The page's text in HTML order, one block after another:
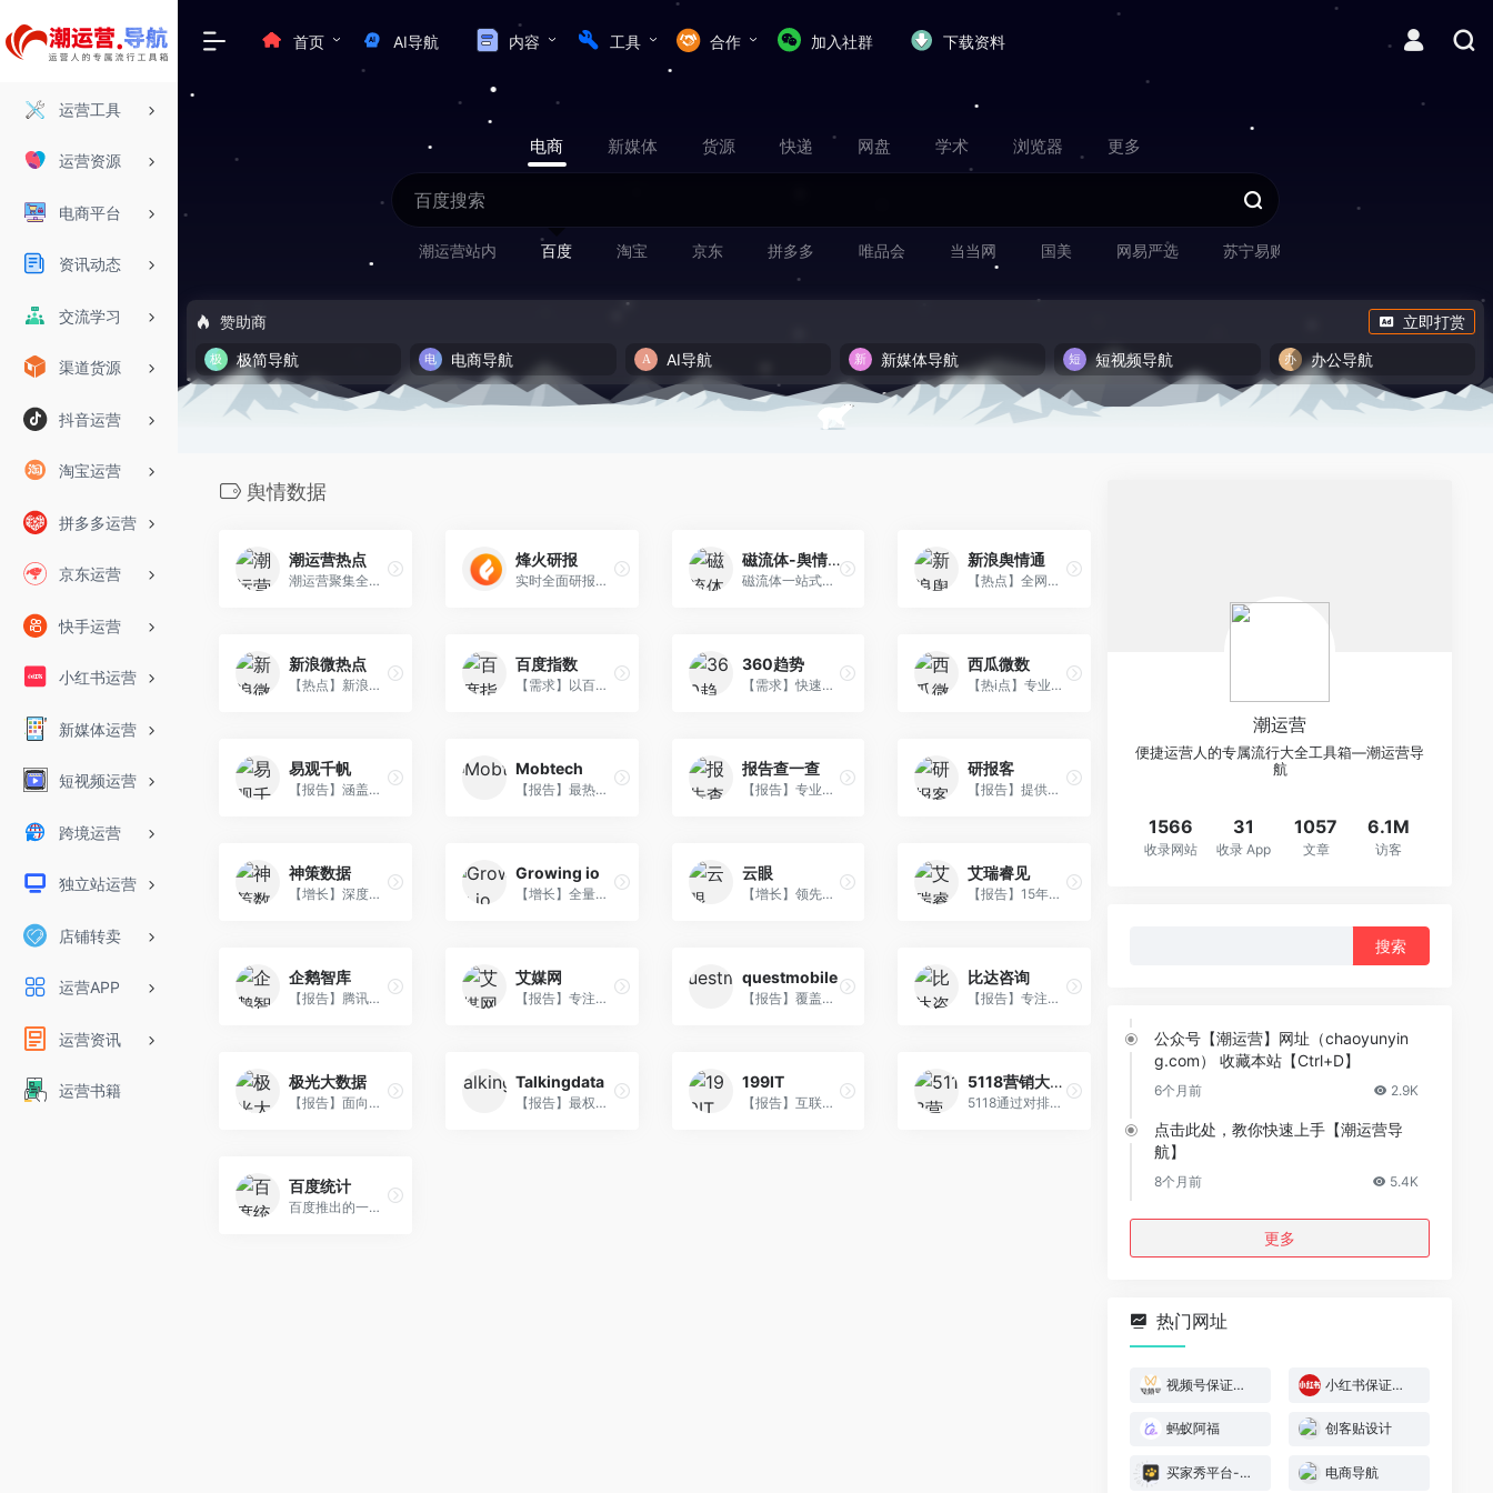
运营工具
运营资源
电商平台
资讯动态
交流学习
渠道货源
抖音运营
淘宝运营
拼多多运营
京东运营
快手运营
小红书运营
新媒体运营
短视频运营
跨境运营
独立站运营
店铺转卖
运营APP
运营资讯
运营书籍
首页 AI导航 内容 工具 合作 加入社群 下载资料
电商 新媒体 货源 快递 网盘 学术 浏览器 更多
潮运营站内 百度 淘宝 京东 拼多多 唯品会 当当网 国美 网易严选 苏宁易购
赞助商
立即打赏
极简导航
电商导航 AI导航 新媒体导航 短视频导航 办公导航
舆情数据
潮运营热点
潮运营聚集全网热点
烽火研报
实时全面研报检索平台
磁流体-舆情监控
磁流体一站式智能舆情监测与分析平台，全网舆情监控、帮你监控指定关键词的全网信息，免费使用。
新浪舆情通
【热点】全网信息监测，独家拥有新浪微博全量政务舆情数据。
新浪微热点
【热点】新浪微博旗下的大数据分析平台，新浪唯一全数据授权的全网分析工具。
百度指数
【需求】以百度海量网民行为数据为基础的数据分享平台。
360趋势
【需求】快速获取热度趋势、理解用户真实需求、了解关键字搜索的人群属性。
西瓜微数
【热i点】专业的微博数据分析平台。.
易观千帆
【报告】涵盖数十个领域、三百余个行业、超过5万款APP。
Mobtech
【报告】最热门全行业报告，移动数据分析。
报告查一查
【报告】专业、全面、简约的报告获取工具。
研报客
【报告】提供全球各行业的深度行业研究报告。
神策数据
【增长】深度洞察用户数据，帮企业用数据驱动产品改进及运营监控。
Growing io
【增长】全量用户行为数据，多维分析，帮助企业提升转化率，实现快速增长。
云眼
【增长】领先的A/B测试工具。
艾瑞睿见
【报告】15年互联网用户行为研究；市场信息整理，上百家大型互联网企业数据。
企鹅智库
【报告】腾讯科技旗下互联网产业趋势研究、案例与数据分析专业机构。
艾媒网
【报告】专注新经济领域的数据挖掘和数据报告分析机构。
questmobile
【报告】覆盖数据统计、分析、挖掘，为企业提供完整的移动大数据解决方案。
比达咨询
【报告】专注移动互联网行业的市场研究和数据交流平台。
极光大数据
【报告】面向移动互联网及新经济生态，反映行业现状与变化趋势，洞悉先机。
Talkingdata
【报告】最权威的互联网行业报告,针对热门行业、热门事件进行重点实时分析。
199IT
【报告】互联网研究和咨询及IT行业数据人员和决策者提供一个数据共享平台。
5118营销大数据
5118通过对排名各类大数据挖掘,提供关键词挖掘,行业词库,站群权重监控,关键词排名监控,指数词,流量词挖掘工具等排名工作人员必备百度站长工具平台
百度统计
百度推出的一款免费的专业网站流量分析工具
潮运营
便捷运营人的专属流行大全工具箱—潮运营导
航
1566
收录网站
31
收录 App
1057
文章
6.1M
访客
公众号【潮运营】网址（chaoyunyin
g.com） 收藏本站【Ctrl+D】
6个月前 2.9K
点击此处，教你快速上手【潮运营导
航】
8个月前 5.4K
更多
热门网址
视频号保证金规则 小红书保证金规则
蚂蚁阿福 创客贴设计
买家秀平台-模特喵喵 电商导航